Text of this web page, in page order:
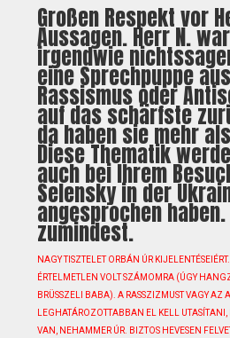
Großen Respekt vor
Aussagen. Herr N.
irgendwie
eine Sprechpuppe
Rassismus oder
auf das schärfste
da haben sie mehr
Diese Thematik
auch bei Ihrem
Selensky in der
angesprochen
zumindest.
NAGY TISZTELET ORBÁN ÚR
ÉRTELMETLEN VOLT SZÁMOMRA (ÚGY
BRÜSSZELI BABA). A RASSZIZMUST VAGY AZ
LEGHATÁROZOTTABBAN EL KELL
VAN, NEHAMMER ÚR. BIZTOS HEVESEN